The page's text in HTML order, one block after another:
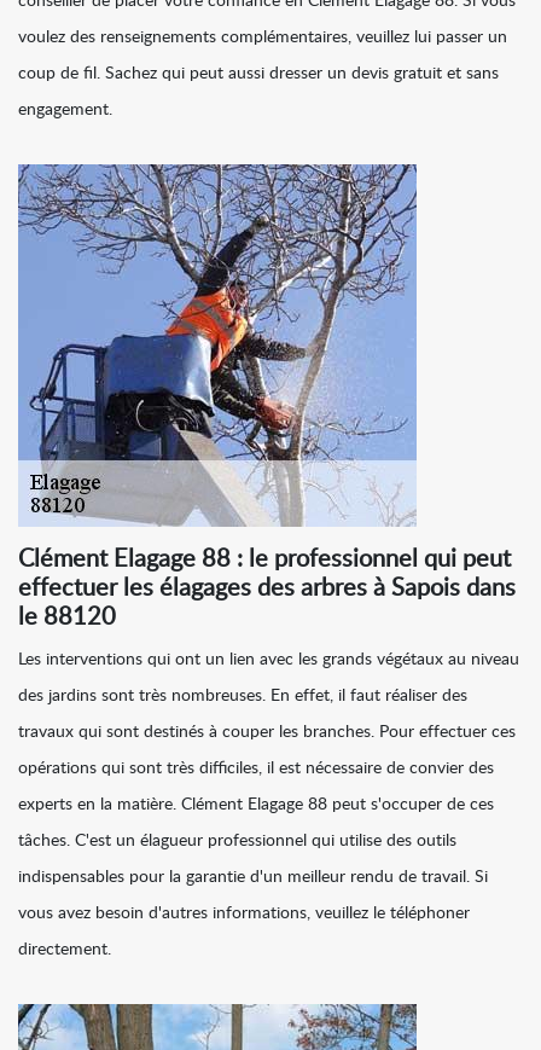
voulez des renseignements complémentaires, veuillez lui passer un
coup de fil. Sachez qui peut aussi dresser un devis gratuit et sans
engagement.
Clément Elagage 88 : le professionnel qui peut
effectuer les élagages des arbres à Sapois dans
le 88120
Les interventions qui ont un lien avec les grands végétaux au niveau
des jardins sont très nombreuses. En effet, il faut réaliser des
travaux qui sont destinés à couper les branches. Pour effectuer ces
opérations qui sont très difficiles, il est nécessaire de convier des
experts en la matière. Clément Elagage 88 peut s'occuper de ces
tâches. C'est un élagueur professionnel qui utilise des outils
indispensables pour la garantie d'un meilleur rendu de travail. Si
vous avez besoin d'autres informations, veuillez le téléphoner
directement.